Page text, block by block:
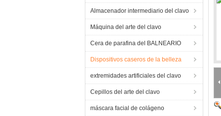
Almacenador intermediario del clavo
Máquina del arte del clavo
Cera de parafina del BALNEARIO
Dispositivos caseros de la belleza
extremidades artificiales del clavo
Cepillos del arte del clavo
máscara facial de colágeno